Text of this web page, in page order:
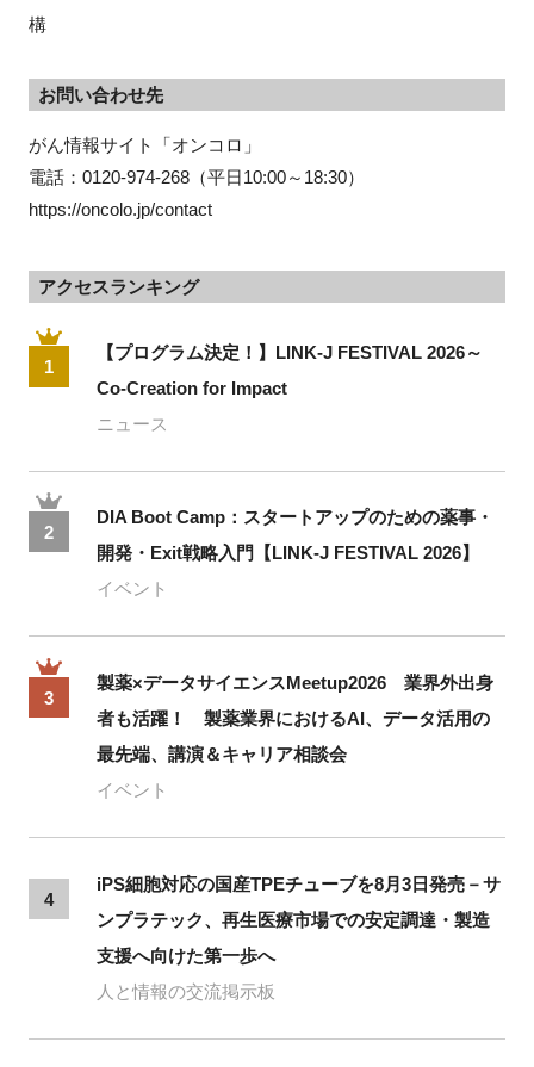
構
お問い合わせ先
がん情報サイト「オンコロ」
電話：0120-974-268（平日10:00～18:30）
https://oncolo.jp/contact
アクセスランキング
1
【プログラム決定！】LINK-J FESTIVAL 2026～
Co-Creation for Impact
ニュース
2
DIA Boot Camp：スタートアップのための薬事・
開発・Exit戦略入門【LINK-J FESTIVAL 2026】
イベント
3
製薬×データサイエンスMeetup2026 業界外出身
者も活躍！ 製薬業界におけるAI、データ活用の
最先端、講演＆キャリア相談会
イベント
4
iPS細胞対応の国産TPEチューブを8月3日発売－サ
ンプラテック、再生医療市場での安定調達・製造
支援へ向けた第一歩へ
人と情報の交流掲示板